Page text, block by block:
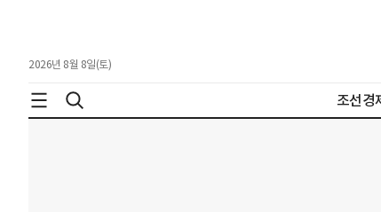
2026년 8월 8일(토)
조선경